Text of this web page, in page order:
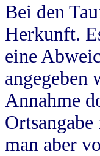
Bei den
Herkunft.
eine
angegeben
Annahme
man aber